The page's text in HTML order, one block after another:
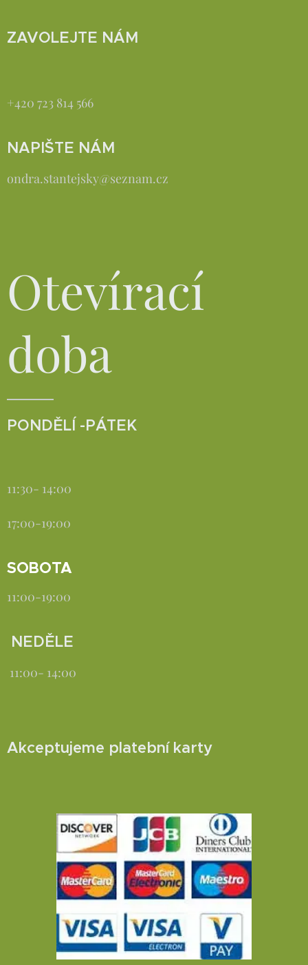
ZAVOLEJTE NÁM
+420 723 814 566
NAPIŠTE NÁM
ondra.stantejsky@seznam.cz
Otevírací
doba
PONDĚLÍ -PÁTEK
11:30- 14:00
17:00-19:00
SOBOTA
11:00-19:00
NEDĚLE
11:00- 14:00
Akceptujeme platební karty